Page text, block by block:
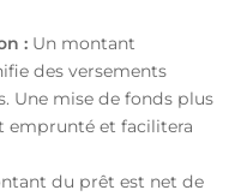
: Un montant
des versements
Une mise de fonds plus
emprunté et facilitera
du prêt est net de